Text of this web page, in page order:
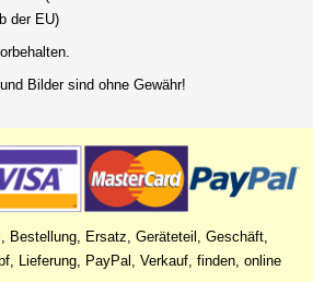
der EU)
Bilder sind ohne Gewähr!
Bestellung, Ersatz, Geräteteil, Geschäft,
Lieferung, PayPal, Verkauf, finden, online